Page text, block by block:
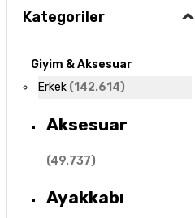
Kategoriler
Giyim & Aksesuar
Erkek (142.614)
Aksesuar
(49.737)
Ayakkabı